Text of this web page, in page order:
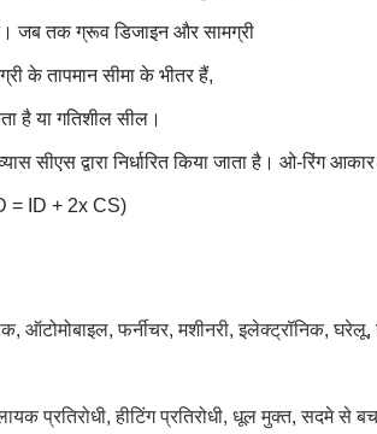
जब तक ग्रूव डिजाइन और सामग्री
के तापमान सीमा के भीतर हैं,
है या गतिशील सील।
द्वारा निर्धारित किया जाता है। ओ-रिंग आकार
= ID + 2x CS)
ऑटोमोबाइल, फर्नीचर, मशीनरी, इलेक्ट्रॉनिक, घरेलू,
प्रतिरोधी, हीटिंग प्रतिरोधी, धूल मुक्त, सदमे से